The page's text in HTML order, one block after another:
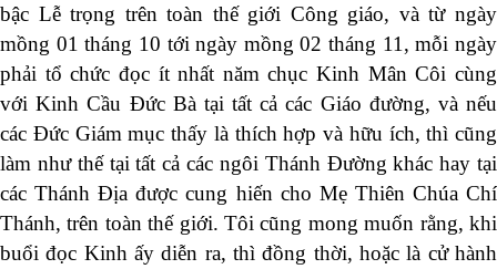
bậc Lễ trọng trên toàn thế giới Công giáo, và từ ngày
mồng 01 tháng 10 tới ngày mồng 02 tháng 11, mỗi ngày
phải tổ chức đọc ít nhất năm chục Kinh Mân Côi cùng
với Kinh Cầu Đức Bà tại tất cả các Giáo đường, và nếu
các Đức Giám mục thấy là thích hợp và hữu ích, thì cũng
làm như thế tại tất cả các ngôi Thánh Đường khác hay tại
các Thánh Địa được cung hiến cho Mẹ Thiên Chúa Chí
Thánh, trên toàn thế giới. Tôi cũng mong muốn rằng, khi
buổi đọc Kinh ấy diễn ra, thì đồng thời, hoặc là cử hành